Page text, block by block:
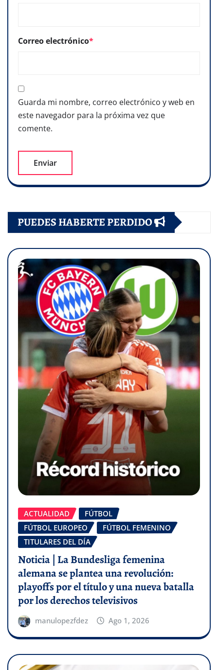
Correo electrónico*
Guarda mi nombre, correo electrónico y web en
este navegador para la próxima vez que
comente.
PUEDES HABERTE PERDIDO
ACTUALIDAD
FÚTBOL
FÚTBOL EUROPEO
FÚTBOL FEMENINO
TITULARES DEL DÍA
Noticia | La Bundesliga femenina
alemana se plantea una revolución:
playoffs por el título y una nueva batalla
por los derechos televisivos
manulopezfdez Ago 1, 2026